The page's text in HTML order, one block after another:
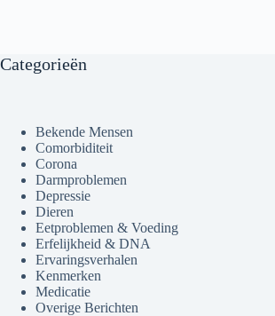
Categorieën
Bekende Mensen
Comorbiditeit
Corona
Darmproblemen
Depressie
Dieren
Eetproblemen & Voeding
Erfelijkheid & DNA
Ervaringsverhalen
Kenmerken
Medicatie
Overige Berichten